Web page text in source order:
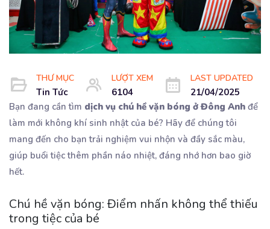
THƯ MỤC
Tin Tức
LƯỢT XEM
6104
LAST UPDATED
21/04/2025
Bạn đang cần tìm dịch vụ chú hề vặn bóng ở Đông Anh để
làm mới không khí sinh nhật của bé? Hãy để chúng tôi
mang đến cho bạn trải nghiệm vui nhộn và đầy sắc màu,
giúp buổi tiệc thêm phần náo nhiệt, đáng nhớ hơn bao giờ
hết.
Chú hề vặn bóng: Điểm nhấn không thể thiếu
trong tiệc của bé